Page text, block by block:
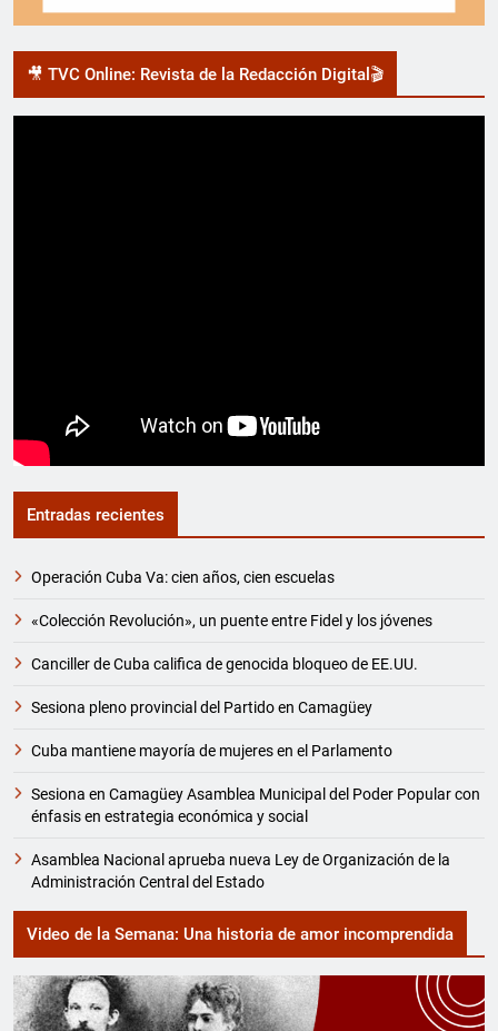
🎥 TVC Online: Revista de la Redacción Digital🎬
Entradas recientes
Operación Cuba Va: cien años, cien escuelas
«Colección Revolución», un puente entre Fidel y los jóvenes
Canciller de Cuba califica de genocida bloqueo de EE.UU.
Sesiona pleno provincial del Partido en Camagüey
Cuba mantiene mayoría de mujeres en el Parlamento
Sesiona en Camagüey Asamblea Municipal del Poder Popular con
énfasis en estrategia económica y social
Asamblea Nacional aprueba nueva Ley de Organización de la
Administración Central del Estado
Video de la Semana: Una historia de amor incomprendida